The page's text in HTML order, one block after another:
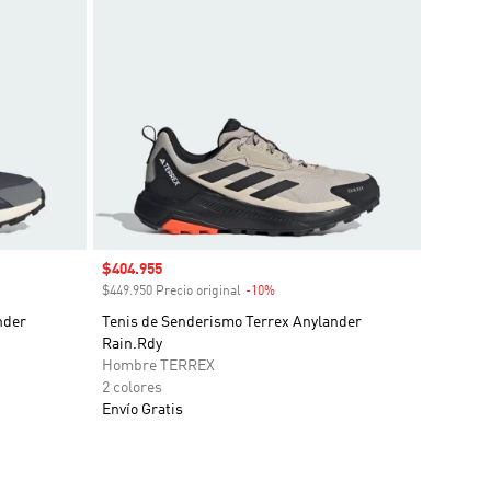
Precio de venta
$404.955
$449.950 Precio original -10%Descuento
Tenis de Senderismo Terrex Anylander
Rain.Rdy
Hombre TERREX
2 colores
Envío Gratis